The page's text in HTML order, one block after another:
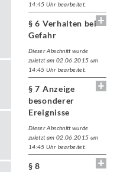
14:45 Uhr bearbeitet.
§ 6 Verhalten bei
Gefahr
Dieser Abschnitt wurde
zuletzt am 02.06.2015 um
14:45 Uhr bearbeitet.
§ 7 Anzeige
besonderer
Ereignisse
Dieser Abschnitt wurde
zuletzt am 02.06.2015 um
14:45 Uhr bearbeitet.
§ 8